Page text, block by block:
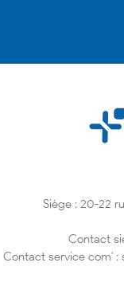
Siège : 20-22
Contact
Contact service com' :